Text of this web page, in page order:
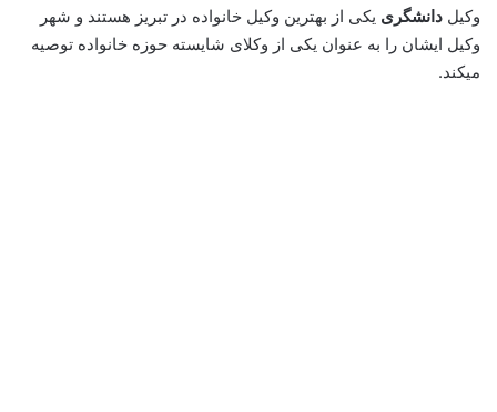
وکیل دانشگری یکی از بهترین وکیل خانواده در تبریز هستند و شهر
وکیل ایشان را به عنوان یکی از وکلای شایسته حوزه خانواده توصیه
میکند.